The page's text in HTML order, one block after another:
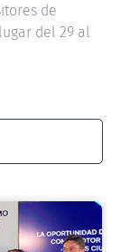
de
del 29 al